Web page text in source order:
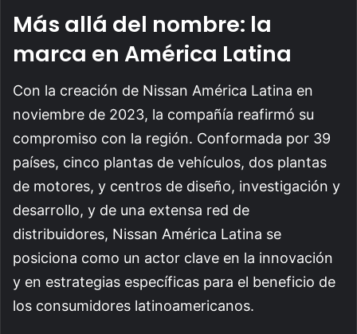
Más allá del nombre: la
marca en América Latina
Con la creación de Nissan América Latina en
noviembre de 2023, la compañía reafirmó su
compromiso con la región. Conformada por 39
países, cinco plantas de vehículos, dos plantas
de motores, y centros de diseño, investigación y
desarrollo, y de una extensa red de
distribuidores, Nissan América Latina se
posiciona como un actor clave en la innovación
y en estrategias específicas para el beneficio de
los consumidores latinoamericanos.